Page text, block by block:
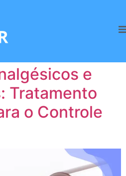
e
Tratamento
o Controle